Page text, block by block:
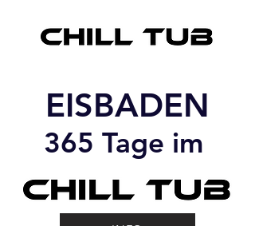
EISBADEN
365 Tage im